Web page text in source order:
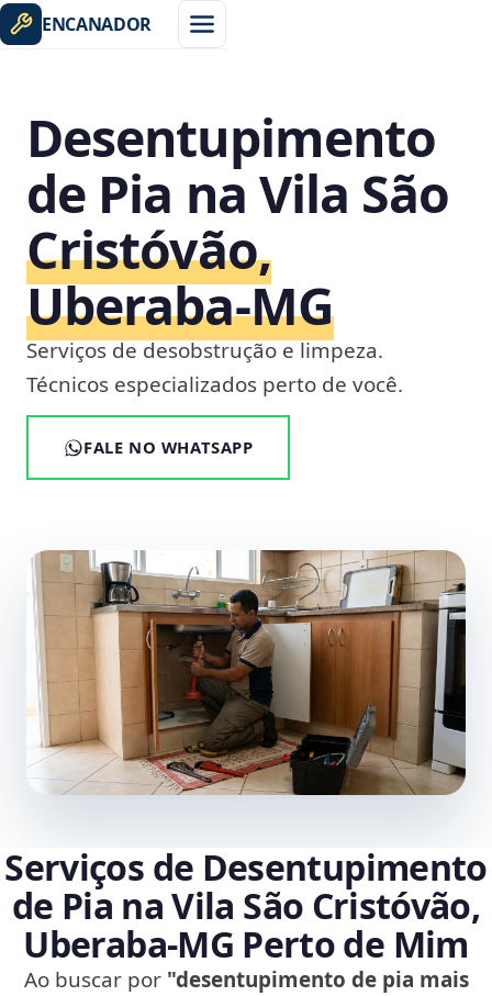
ENCANADOR
Desentupimento
de Pia na Vila São
Cristóvão,
Uberaba‑MG
Serviços de desobstrução e limpeza.
Técnicos especializados perto de você.
FALE NO WHATSAPP
Serviços de Desentupimento
de Pia na Vila São Cristóvão,
Uberaba‑MG Perto de Mim
Ao buscar por "desentupimento de pia mais